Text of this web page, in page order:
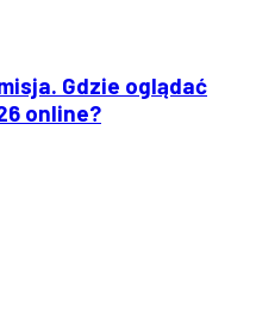
Gdzie oglądać
online?